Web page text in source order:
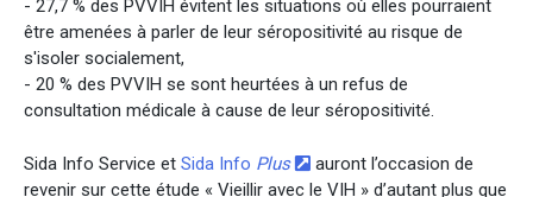
- 27,7 % des PVVIH évitent les situations où elles pourraient
être amenées à parler de leur séropositivité au risque de
s'isoler socialement,
- 20 % des PVVIH se sont heurtées à un refus de
consultation médicale à cause de leur séropositivité.
Sida Info Service et Sida Info Plus
auront l’occasion de
revenir sur cette étude « Vieillir avec le VIH » d’autant plus que